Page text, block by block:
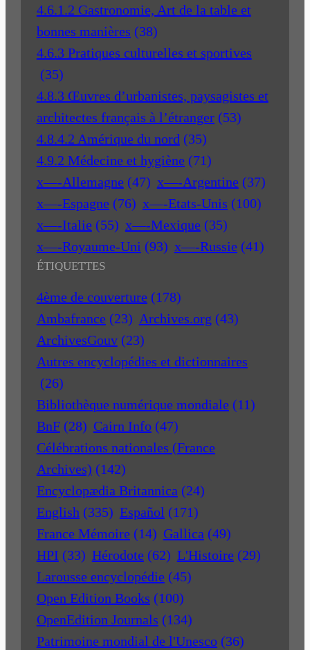
4.6.1.2 Gastronomie, Art de la table et
bonnes manières (38)
4.6.3 Pratiques culturelles et sportives
(35)
4.8.3 Œuvres d’urbanistes, paysagistes et
architectes français à l’étranger (53)
4.8.4.2 Amérique du nord (35)
4.9.2 Médecine et hygiène (71)
x—-Allemagne (47) x—-Argentine (37)
x—-Espagne (76) x—-Etats-Unis (100)
x—-Italie (55) x—-Mexique (35)
x—-Royaume-Uni (93) x—-Russie (41)
ÉTIQUETTES
4ème de couverture (178)
Ambafrance (23) Archives.org (43)
ArchivesGouv (23)
Autres encyclopédies et dictionnaires
(26)
Bibliothèque numérique mondiale (11)
BnF (28) Cairn Info (47)
Célébrations nationales (France
Archives) (142)
Encyclopædia Britannica (24)
English (335) Español (171)
France Mémoire (14) Gallica (49)
HPI (33) Hérodote (62) L'Histoire (29)
Larousse encyclopédie (45)
Open Edition Books (100)
OpenEdition Journals (134)
Patrimoine mondial de l'Unesco (36)